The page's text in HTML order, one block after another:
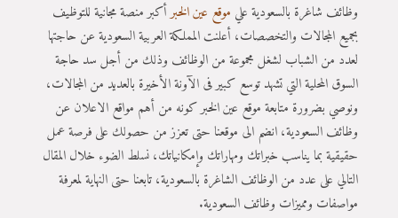
وظائف شاغرة بالسعودية علي موقع عين الخبرأكبر منصة مجانية للتوظيف
بجميع المجالات والتخصصات، أعلنت المملكة العربية السعودية عن حاجتها
لعدد من الشباب لشغل مجموعة من الوظائف وذلك من أجل سد حاجة
السوق المحلية التي تشهد توسع كبير فى الآونة الأخيرة بالعديد من المجالات،
ونوصي بضرورة متابعة موقع عين الخبر كونه من أهم مواقع الاعلان عن
وظائف السعودية، انضم الى موقعنا حتى تعزز من حصولك على فرصة عمل
حقيقية بما يناسب خبراتك ومهاراتك وإمكانياتك، نسلط الضوء خلال المقال
التالي على عدد من الوظائف الشاغرة بالسعودية، تابعنا حتى النهاية لمعرفة
مواصفات ومميزات وظائف السعودية.